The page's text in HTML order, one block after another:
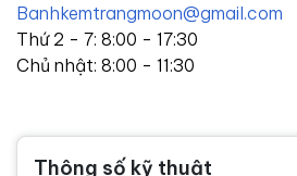
Banhkemtrangmoon@gmail.com
Thứ 2 - 7: 8:00 - 17:30
Chủ nhật: 8:00 - 11:30
Thông số kỹ thuật